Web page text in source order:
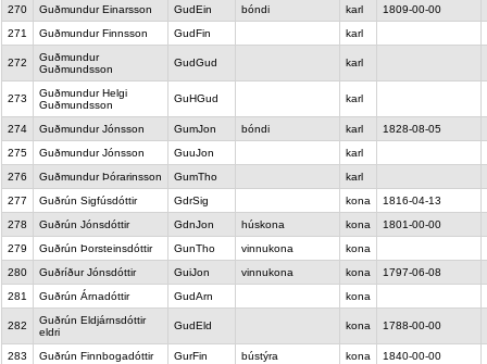
270
Guðmundur Einarsson GudEin bóndi karl
1809-00-00
271
Guðmundur Finnsson GudFin karl
272
Guðmundur
Guðmundsson
GudGud karl
273
Guðmundur Helgi
Guðmundsson
GuHGud karl
274 Guðmundur Jónsson GumJon bóndi karl
1828-08-05
275
Guðmundur Jónsson GuuJon
karl
276
Guðmundur Þórarinsson GumTho
karl
277
Guðrún Sigfúsdóttir GdrSig kona
1816-04-13
278
Guðrún Jónsdóttir GdnJon húskona kona
1801-00-00
279
Guðrún Þorsteinsdóttir GunTho vinnukona
kona
280
Guðríður Jónsdóttir GuiJon vinnukona kona
1797-06-08
281
Guðrún Árnadóttir GudArn kona
282
Guðrún Eldjárnsdóttir
eldri
GudEld kona 1788-00-00
283 Guðrún Finnbogadóttir GurFin bústýra kona
1840-00-00